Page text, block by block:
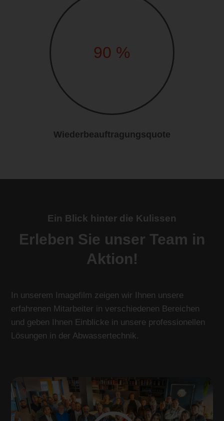
90 %
Wiederbeauftragungsquote
Ein Blick hinter die Kulissen
Erleben Sie unser Team in
Aktion!
In unserem Imagefilm zeigen wir Ihnen unsere
erfahrenen Mitarbeiter in verschiedenen Bereichen
und geben Ihnen Einblicke in unsere professionellen
Lösungen in der Abwassertechnik.